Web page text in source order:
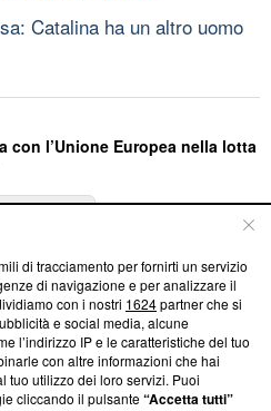
Catalina ha un altro uomo
con l’Unione Europea nella lotta
trasparenti su Blasting
e su come ci impegniamo a
afferma la nostra aderenza a
Blasting News non è
ma ha richiesto di farne
effettuato una verifica di
di tracciamento per fornirti un servizio
di navigazione e per analizzare il
con i nostri 1624partner che si
e social media, alcune
l’indirizzo IP e le caratteristiche del tuo
con altre informazioni che hai
tuo utilizzo dei loro servizi. Puoi
cliccando il pulsante“Accetta tutti”